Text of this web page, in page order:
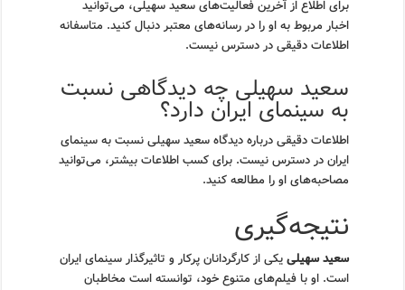
برای اطلاع از آخرین فعالیت‌های سعید سهیلی، می‌توانید
اخبار مربوط به او را در رسانه‌های معتبر دنبال کنید. متاسفانه
اطلاعات دقیقی در دسترس نیست.
سعید سهیلی چه دیدگاهی نسبت
به سینمای ایران دارد؟
اطلاعات دقیقی درباره دیدگاه سعید سهیلی نسبت به سینمای
ایران در دسترس نیست. برای کسب اطلاعات بیشتر، می‌توانید
مصاحبه‌های او را مطالعه کنید.
نتیجه‌گیری
سعید سهیلییکی از کارگردانان پرکار و تاثیرگذار سینمای ایران
است. او با فیلم‌های متنوع خود، توانسته است مخاطبان